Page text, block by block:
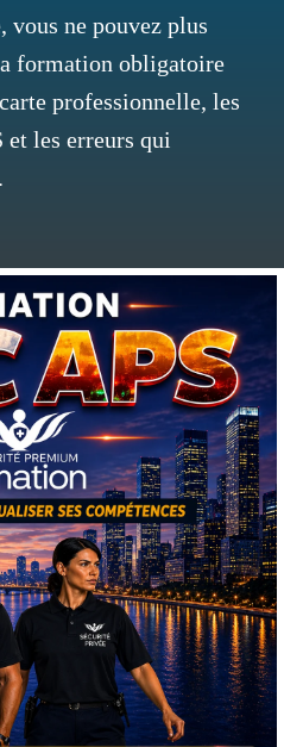
vous ne pouvez plus
formation obligatoire
professionnelle, les
et les erreurs qui